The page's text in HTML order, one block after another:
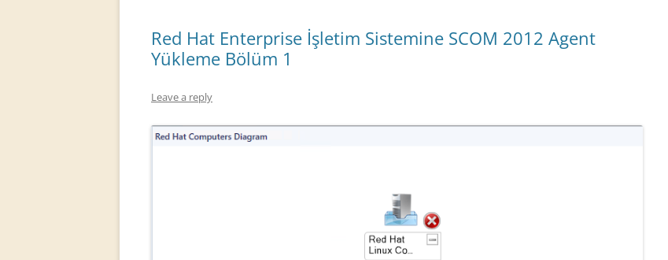
Red Hat Enterprise İşletim Sistemine SCOM 2012 Agent
Yükleme Bölüm 1
Leave a reply